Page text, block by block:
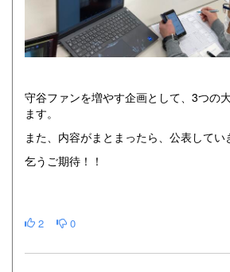
守谷ファンを増やす企画として、3つの
ます。
また、内容がまとまったら、公表してい
乞うご期待！！
2 0